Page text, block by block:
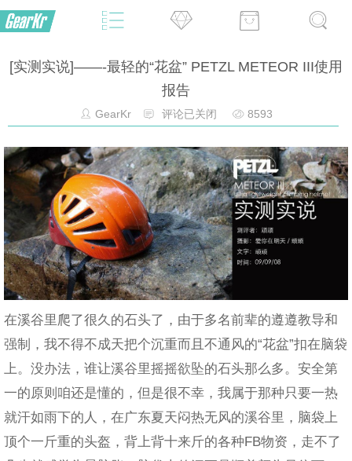
[实测实说]——-最轻的“花盆” PETZL METEOR III使用
报告
GearKr 评论已关闭 8593
在溪谷里爬了很久的石头了，由于多名前辈的遵遵教导和
强制，我不得不成天把个沉重而且不通风的“花盆”扣在脑袋
上。没办法，谁让溪谷里摇摇欲坠的石头那么多。安全第
一的原则咱还是懂的，但是很不幸，我属于那种只要一热
就汗如雨下的人，在广东夏天闷热无风的溪谷里，脑袋上
顶个一斤重的头盔，背上背十来斤的各种FB物资，走不了